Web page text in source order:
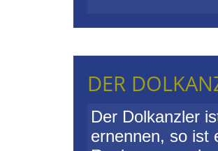
DER
Der Dolkanzler
ernennen, so ist